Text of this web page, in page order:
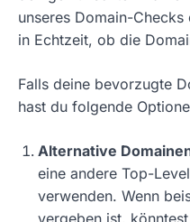
unseres Domain-
in Echtzeit, ob die
Falls deine bevorzugte
hast du folgende
Alternative
eine andere Top-
verwenden. Wenn
vergeben ist,